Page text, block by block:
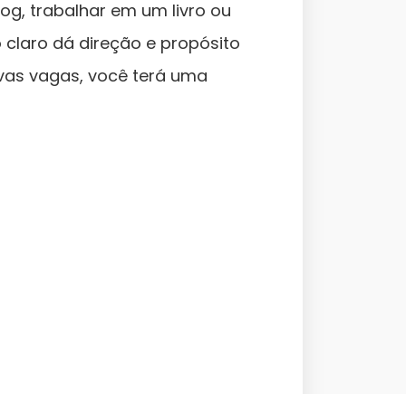
trabalhar em um livro ou
claro dá direção e propósito
vagas, você terá uma